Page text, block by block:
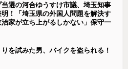
選の河合ゆうすけ市議、埼玉知事
！「埼玉県の外国人問題を解決す
家が立ち上がるしかない」保守一
を試みた男、バイクを盗られる！